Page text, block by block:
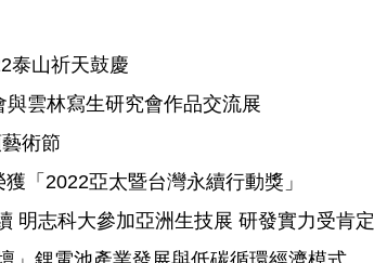
泰山祈天鼓慶
雲林寫生研究會作品交流展
術節
「2022亞太暨台灣永續行動獎」
明志科大參加亞洲生技展 研發實力受肯定